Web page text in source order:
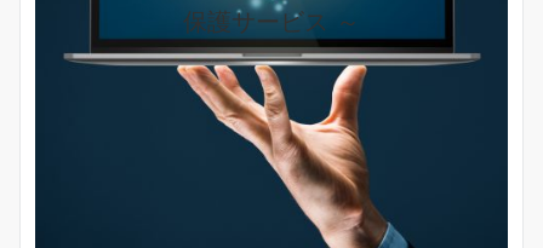
保護サービス ～